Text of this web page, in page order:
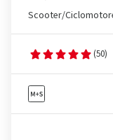
Scooter/
(50)